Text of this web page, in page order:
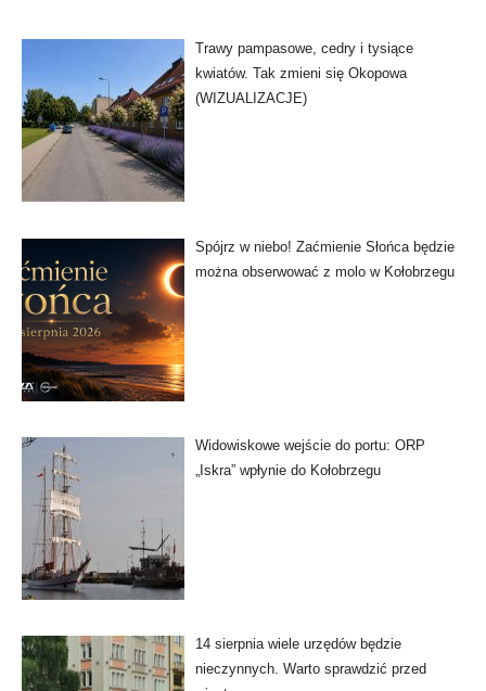
Trawy pampasowe, cedry i tysiące
kwiatów. Tak zmieni się Okopowa
(WIZUALIZACJE)
Spójrz w niebo! Zaćmienie Słońca będzie
można obserwować z molo w Kołobrzegu
Widowiskowe wejście do portu: ORP
„Iskra” wpłynie do Kołobrzegu
14 sierpnia wiele urzędów będzie
nieczynnych. Warto sprawdzić przed